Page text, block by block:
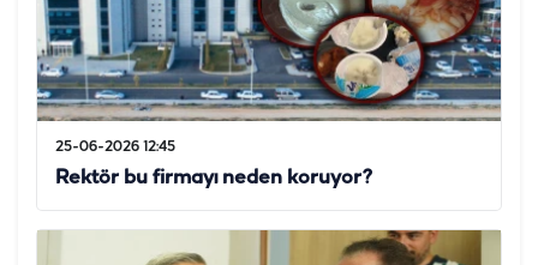
25-06-2026 12:45
Rektör bu firmayı neden koruyor?